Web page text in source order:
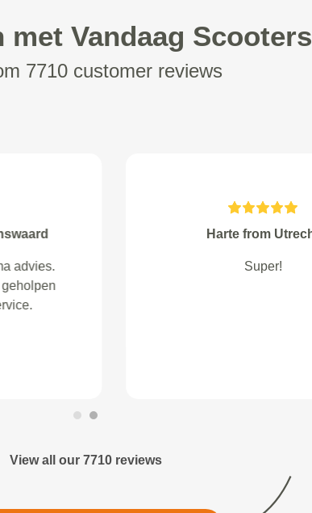
met Vandaag Scooters
7710 customer reviews
Filik from Nijmegen
had antwoorden op alle mijn
vragen gekregen. Ik ben ook
goed geholpen ook in
View all our 7710 reviews